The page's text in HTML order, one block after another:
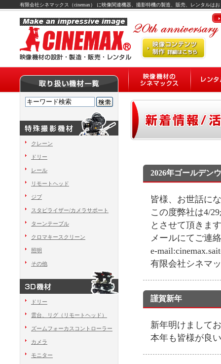
有限会社シネマックス（cinemax） に映像関連機器、撮影特機の製造、販売、レンタルは
2026年ゴールデン
皆様、お世話に
この度弊社は4/
とさせて頂きま
メールにてご連
e-
有限会社シネマ
謹賀新年
新年明けまして
本年も皆様が良
クレーン
ドリー
レール
リモートヘッド
ジブ
スタピライザー/カメラサポート
ターンテーブル
クロマキースクリーン
照明
その他
ドリー
雲台、リグ（リモートヘッド）
ズームフォーカスコントローラー
カメラ
モニター